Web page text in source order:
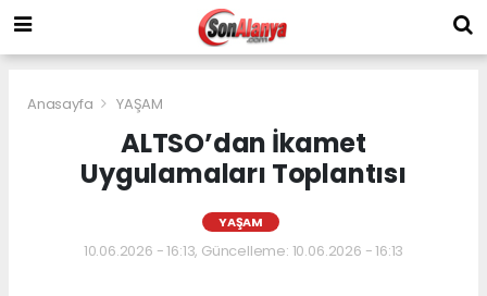
Anasayfa YAŞAM
ALTSO’dan İkamet
Uygulamaları Toplantısı
YAŞAM
10.06.2026 - 16:13, Güncelleme: 10.06.2026 - 16:13